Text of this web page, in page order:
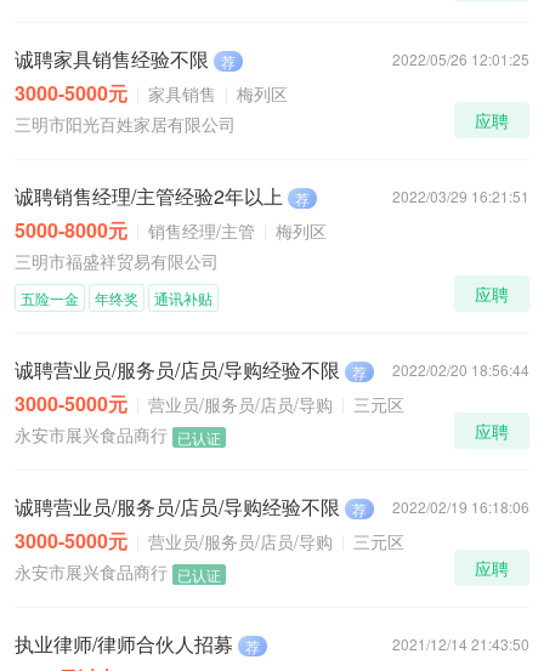
2022/05/26 12:01:25
诚聘家具销售经验不限 荐
3000-5000元 家具销售
梅列区
三明市阳光百姓家居有限公司
应聘
2022/03/29 16:21:51
诚聘销售经理/主管经验2年以上 荐
5000-8000元 销售经理/主管
梅列区
三明市福盛祥贸易有限公司
应聘
五险一金 年终奖 通讯补贴
2022/02/20 18:56:44
诚聘营业员/服务员/店员/导购经验不限 荐
3000-5000元 营业员/服务员/店员/导购
三元区
永安市展兴食品商行 已认证 应聘
2022/02/19 16:18:06
诚聘营业员/服务员/店员/导购经验不限 荐
3000-5000元 营业员/服务员/店员/导购
三元区
永安市展兴食品商行 已认证 应聘
2021/12/14 21:43:50
执业律师/律师合伙人招募 荐